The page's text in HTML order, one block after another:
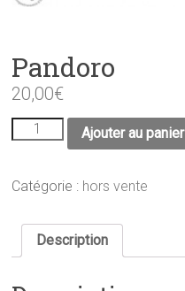
Pandoro
20,00€
quantité
de
Ajouter au panier
Catégorie : hors vente
Description